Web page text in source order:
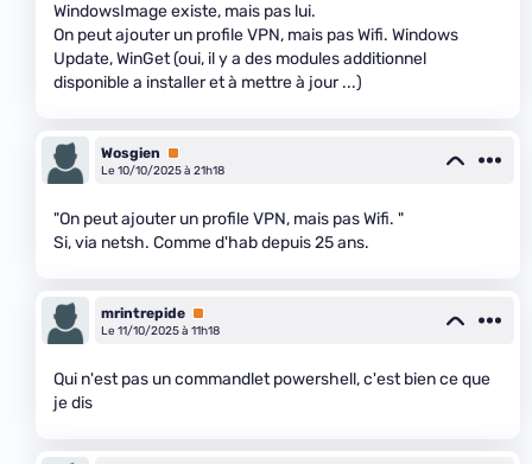
WindowsImage existe, mais pas lui.
On peut ajouter un profile VPN, mais pas Wifi. Windows
Update, WinGet (oui, il y a des modules additionnel
disponible a installer et à mettre à jour ...)
Wosgien
Premium
Le 10/10/2025 à 21h18
"On peut ajouter un profile VPN, mais pas Wifi. "
Si, via netsh. Comme d'hab depuis 25 ans.
mrintrepide Premium
Le 11/10/2025 à 11h18
Qui n'est pas un commandlet powershell, c'est bien ce que
je dis